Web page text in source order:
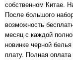
собственном Китае.
После большого
возможность
месяц с каждой
новинке черной
плату. Полная оплата